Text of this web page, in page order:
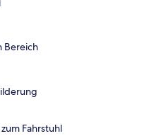
Bereich
Fahrstuhl